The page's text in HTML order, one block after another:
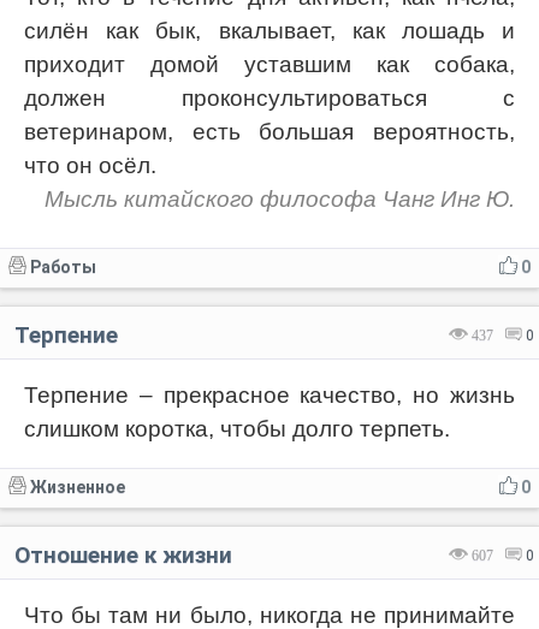
силён как бык, вкалывает, как лошадь и
приходит домой уставшим как собака,
должен проконсультироваться с
ветеринаром, есть большая вероятность,
что он осёл.
Мысль китайского философа Чанг Инг Ю.
0
Работы
437 0
Терпение
Терпение – прекрасное качество, но жизнь
слишком коротка, чтобы долго терпеть.
0
Жизненное
607 0
Отношение к жизни
Что бы там ни было, никогда не принимайте